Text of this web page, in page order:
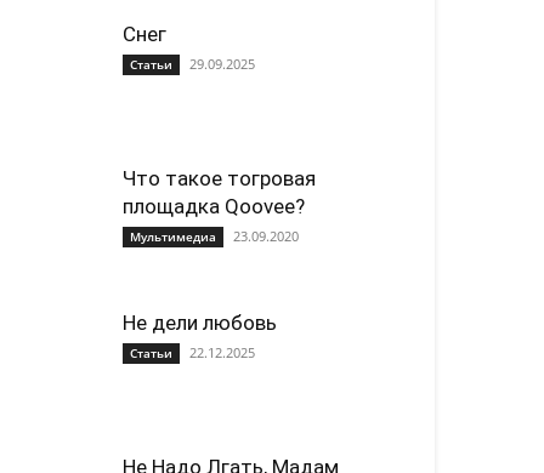
Снег
Статьи 29.09.2025
Что такое тогровая
площадка Qoovee?
Мультимедиа 23.09.2020
Не дели любовь
Статьи 22.12.2025
Не Надо Лгать, Мадам